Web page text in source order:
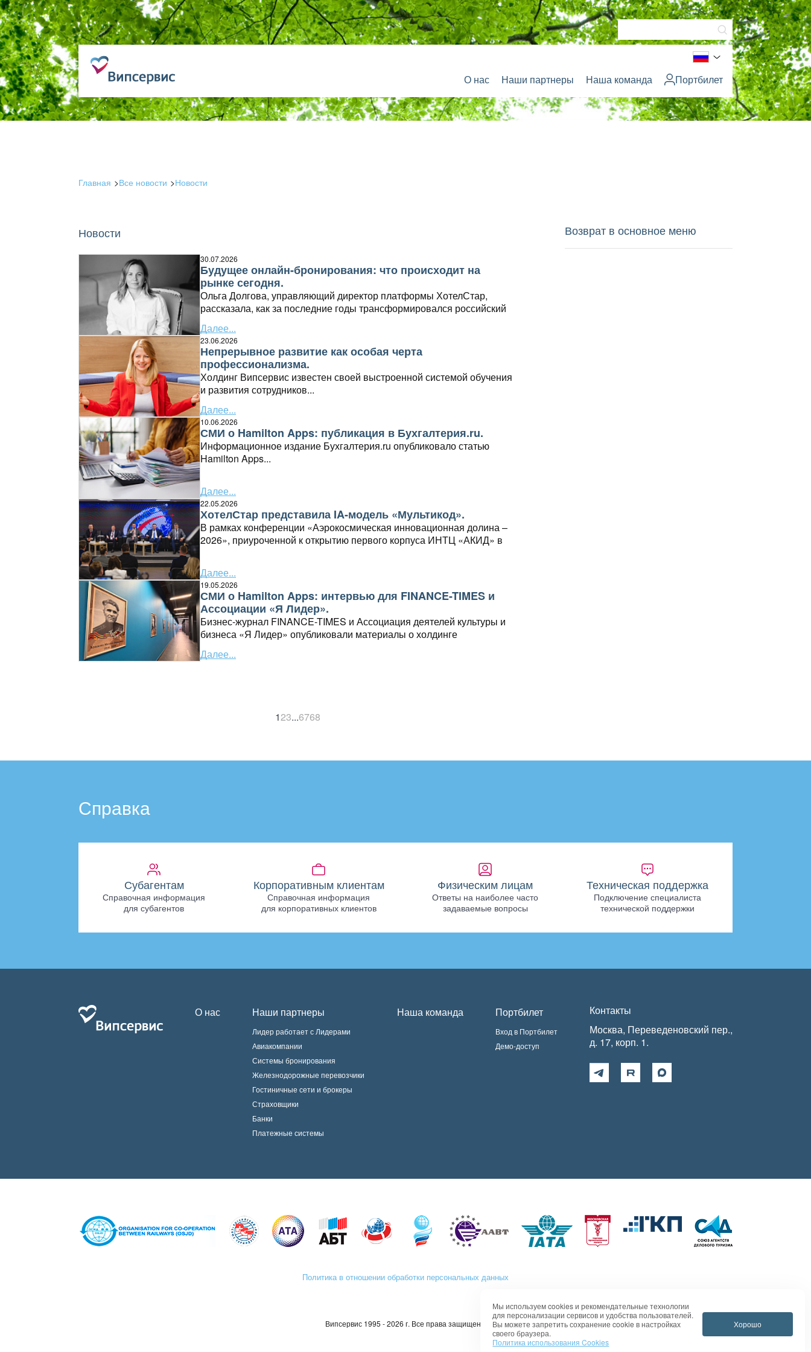
О нас Наши партнеры Наша команда Портбилет
Главная Все новости Новости
Новости
Будущее онлайн-бронирования: что происходит на
рынке сегодня.
Ольга Долгова, управляющий директор платформы ХотелСтар,
рассказала, как за последние годы трансформировался российский
30.07.2026
Далее...
Непрерывное развитие как особая черта
профессионализма.
Холдинг Випсервис известен своей выстроенной системой обучения
и развития сотрудников...
23.06.2026
Далее...
СМИ о Hamilton Apps: публикация в Бухгалтерия.ru.
Информационное издание Бухгалтерия.ru опубликовало статью
Hamilton Apps...
10.06.2026
Далее...
ХотелСтар представила IA-модель «Мультикод».
В рамках конференции «Аэрокосмическая инновационная долина –
2026», приуроченной к открытию первого корпуса ИНТЦ «АКИД» в
22.05.2026
Далее...
СМИ о Hamilton Apps: интервью для FINANCE-TIMES и
Ассоциации «Я Лидер».
Бизнес-журнал FINANCE-TIMES и Ассоциация деятелей культуры и
бизнеса «Я Лидер» опубликовали материалы о холдинге
19.05.2026
Далее...
123...6768
Возврат в основное меню
Справка
Субагентам
Справочная информация
для субагентов
Корпоративным клиентам
Справочная информация
для корпоративных клиентов
Физическим лицам
Ответы на наиболее часто
задаваемые вопросы
Техническая поддержка
Подключение специалиста
технической поддержки
О нас Наши партнеры
Лидер работает с Лидерами
Авиакомпании
Системы бронирования
Железнодорожные перевозчики
Гостиничные сети и брокеры
Страховщики
Банки
Платежные системы
Наша команда Портбилет
Вход в Портбилет
Демо-доступ
Контакты
Москва, Переведеновский пер.,
д. 17, корп. 1.
Политика в отношении обработки персональных данных
Випсервис 1995 - 2026 г. Все права защищены
Мы используем cookies и рекомендательные технологии
для персонализации сервисов и удобства пользователей.
Вы можете запретить сохранение cookie в настройках
своего браузера.
Политика использования Cookies
Хорошо